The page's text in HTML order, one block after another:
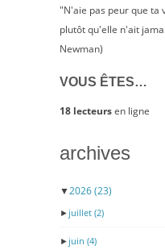
"N'aie pas peur que ta
plutôt qu'elle n'ait
Newman)
VOUS ÊTES…
18 lecteursen ligne
archives
▼2026(23)
► juillet (2)
► juin (4)